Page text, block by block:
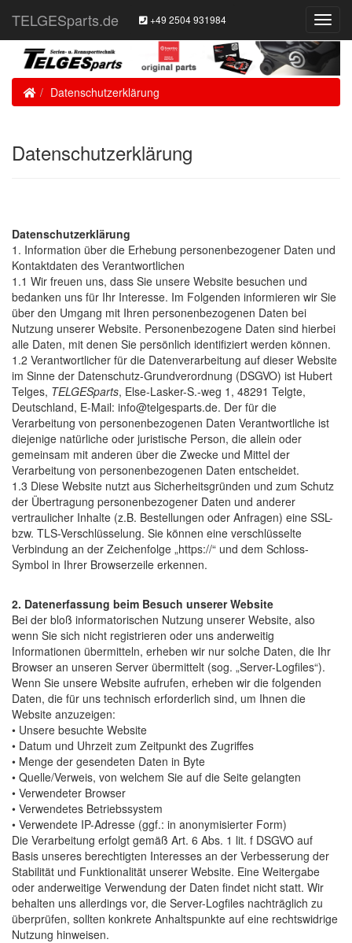
TELGESparts.de +49 2504 931984
HomeDatenschutzerklärung
Datenschutzerklärung
Datenschutzerklärung
1. Information über die Erhebung personenbezogener Daten und
Kontaktdaten des Verantwortlichen
1.1 Wir freuen uns, dass Sie unsere Website besuchen und
bedanken uns für Ihr Interesse. Im Folgenden informieren wir Sie
über den Umgang mit Ihren personenbezogenen Daten bei
Nutzung unserer Website. Personenbezogene Daten sind hierbei
alle Daten, mit denen Sie persönlich identifiziert werden können.
1.2 Verantwortlicher für die Datenverarbeitung auf dieser Website
im Sinne der Datenschutz-Grundverordnung (DSGVO) ist Hubert
Telges, TELGESparts, Else-Lasker-S.-weg 1, 48291 Telgte,
Deutschland, E-Mail: info@telgesparts.de. Der für die
Verarbeitung von personenbezogenen Daten Verantwortliche ist
diejenige natürliche oder juristische Person, die allein oder
gemeinsam mit anderen über die Zwecke und Mittel der
Verarbeitung von personenbezogenen Daten entscheidet.
1.3 Diese Website nutzt aus Sicherheitsgründen und zum Schutz
der Übertragung personenbezogener Daten und anderer
vertraulicher Inhalte (z.B. Bestellungen oder Anfragen) eine SSL-
bzw. TLS-Verschlüsselung. Sie können eine verschlüsselte
Verbindung an der Zeichenfolge „https://“ und dem Schloss-
Symbol in Ihrer Browserzeile erkennen.
2. Datenerfassung beim Besuch unserer Website
Bei der bloß informatorischen Nutzung unserer Website, also
wenn Sie sich nicht registrieren oder uns anderweitig
Informationen übermitteln, erheben wir nur solche Daten, die Ihr
Browser an unseren Server übermittelt (sog. „Server-Logfiles“).
Wenn Sie unsere Website aufrufen, erheben wir die folgenden
Daten, die für uns technisch erforderlich sind, um Ihnen die
Website anzuzeigen:
• Unsere besuchte Website
• Datum und Uhrzeit zum Zeitpunkt des Zugriffes
• Menge der gesendeten Daten in Byte
• Quelle/Verweis, von welchem Sie auf die Seite gelangten
• Verwendeter Browser
• Verwendetes Betriebssystem
• Verwendete IP-Adresse (ggf.: in anonymisierter Form)
Die Verarbeitung erfolgt gemäß Art. 6 Abs. 1 lit. f DSGVO auf
Basis unseres berechtigten Interesses an der Verbesserung der
Stabilität und Funktionalität unserer Website. Eine Weitergabe
oder anderweitige Verwendung der Daten findet nicht statt. Wir
behalten uns allerdings vor, die Server-Logfiles nachträglich zu
überprüfen, sollten konkrete Anhaltspunkte auf eine rechtswidrige
Nutzung hinweisen.